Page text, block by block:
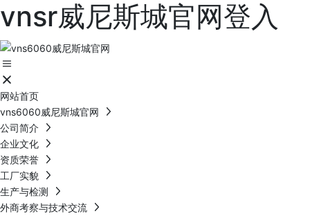
vnsr威尼斯城官网登入
网站首页
vns6060威尼斯城官网
公司简介
企业文化
资质荣誉
工厂实貌
生产与检测
外商考察与技术交流